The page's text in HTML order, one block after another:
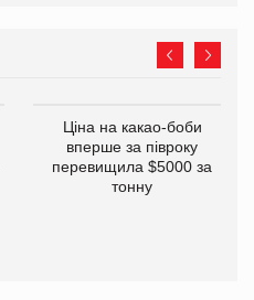
Ціна на какао-боби
вперше за півроку
перевищила $5000 за
тонну